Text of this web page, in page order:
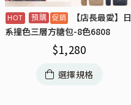
預購
【店長最愛】日
系撞色三層方糖包-8色6808
$1,280
選擇規格